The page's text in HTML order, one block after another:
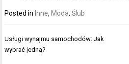
Posted in Inne, Moda,Ślub
Nawigacja
wpisu
Usługi wynajmu samochodów: Jak
wybrać jedną?